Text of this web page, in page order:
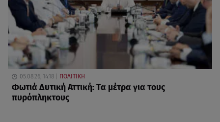
05.08.26, 14:18 ΠΟΛΙΤΙΚΗ
Φωτιά Δυτική Αττική: Τα μέτρα για τους
πυρόπληκτους